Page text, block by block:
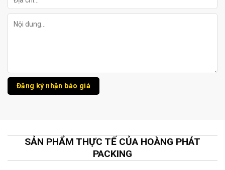
SẢN PHẨM THỰC TẾ CỦA HOÀNG PHÁT
PACKING